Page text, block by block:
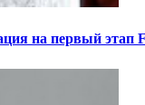
на первый этап